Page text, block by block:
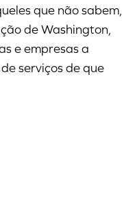
que não sabem,
de Washington,
e empresas a
serviços de que